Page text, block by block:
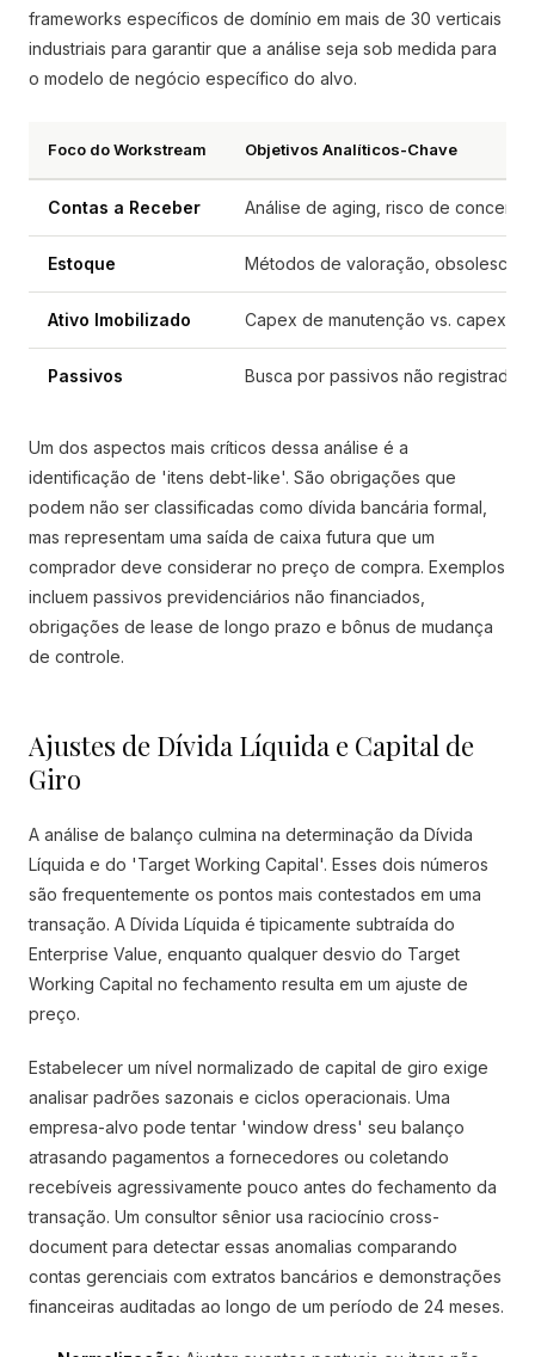
frameworks específicos de domínio em mais de 30 verticais
industriais para garantir que a análise seja sob medida para
o modelo de negócio específico do alvo.
Foco do Workstream Objetivos Analíticos-Chave
Contas a Receber Análise de aging, risco de
Estoque Métodos de valoração,
Ativo Imobilizado Capex de manutenção vs. capex
Passivos Busca por passivos não
Um dos aspectos mais críticos dessa análise é a
identificação de 'itens debt-like'. São obrigações que
podem não ser classificadas como dívida bancária formal,
mas representam uma saída de caixa futura que um
comprador deve considerar no preço de compra. Exemplos
incluem passivos previdenciários não financiados,
obrigações de lease de longo prazo e bônus de mudança
de controle.
Ajustes de Dívida Líquida e Capital de
Giro
A análise de balanço culmina na determinação da Dívida
Líquida e do 'Target Working Capital'. Esses dois números
são frequentemente os pontos mais contestados em uma
transação. A Dívida Líquida é tipicamente subtraída do
Enterprise Value, enquanto qualquer desvio do Target
Working Capital no fechamento resulta em um ajuste de
preço.
Estabelecer um nível normalizado de capital de giro exige
analisar padrões sazonais e ciclos operacionais. Uma
empresa-alvo pode tentar 'window dress' seu balanço
atrasando pagamentos a fornecedores ou coletando
recebíveis agressivamente pouco antes do fechamento da
transação. Um consultor sênior usa raciocínio cross-
document para detectar essas anomalias comparando
contas gerenciais com extratos bancários e demonstrações
financeiras auditadas ao longo de um período de 24 meses.